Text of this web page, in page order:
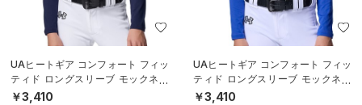
UAヒートギア コンフォート フィッ
ティド ロングスリーブ モックネッ
ク シャツ（ベースボール/BOYS）
￥3,410
UAヒートギア コンフォート フィッ
ティド ロングスリーブ モックネッ
ク シャツ（ベースボール/BOYS）
￥3,410